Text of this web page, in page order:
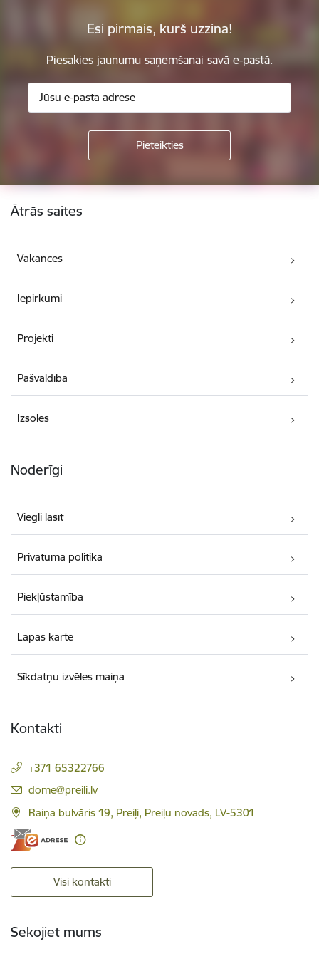
Esi pirmais, kurš uzzina!
Piesakies jaunumu saņemšanai savā e-pastā.
Kājene
Ātrās saites
Vakances
Iepirkumi
Projekti
Pašvaldība
Izsoles
Noderīgi
Viegli lasīt
Privātuma politika
Piekļūstamība
Lapas karte
Sīkdatņu izvēles maiņa
Kontakti
+371 65322766
E-pasts:
dome@preili.lv
Raiņa bulvāris 19, Preiļi, Preiļu novads, LV-5301
Visi kontakti
Sekojiet mums